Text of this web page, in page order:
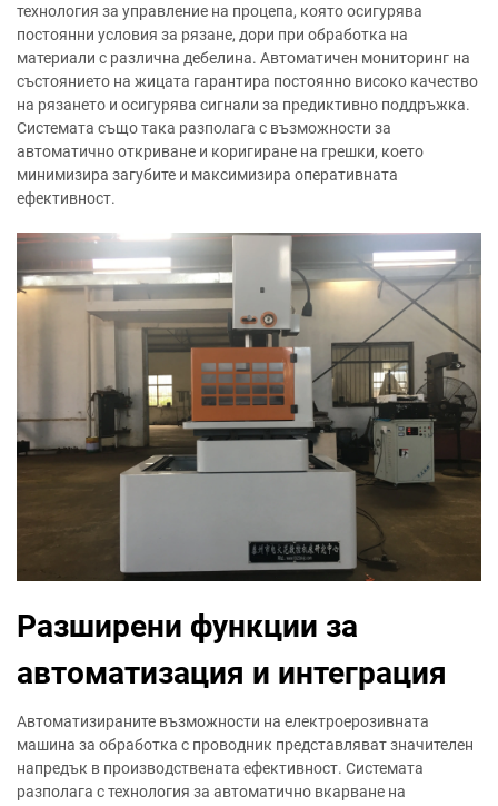
технология за управление на процепа, която осигурява
постоянни условия за рязане, дори при обработка на
материали с различна дебелина. Автоматичен мониторинг на
състоянието на жицата гарантира постоянно високо качество
на рязането и осигурява сигнали за предиктивно поддръжка.
Системата също така разполага с възможности за
автоматично откриване и коригиране на грешки, което
минимизира загубите и максимизира оперативната
ефективност.
Разширени функции за
автоматизация и интеграция
Автоматизираните възможности на електроерозивната
машина за обработка с проводник представляват значителен
напредък в производствената ефективност. Системата
разполага с технология за автоматично вкарване на